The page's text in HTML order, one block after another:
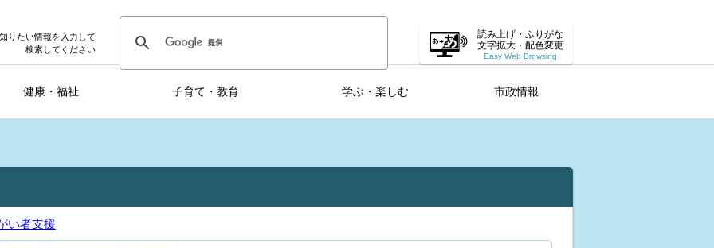
りたい情報を入力して
検索してください
読み上げ・ふりがな
文字拡大・配色変更
Easy Web Browsing
健康・福祉 子育て・教育 学ぶ・楽しむ 市政情報
い者支援